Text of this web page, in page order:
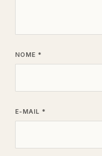
NOME *
E-MAIL *